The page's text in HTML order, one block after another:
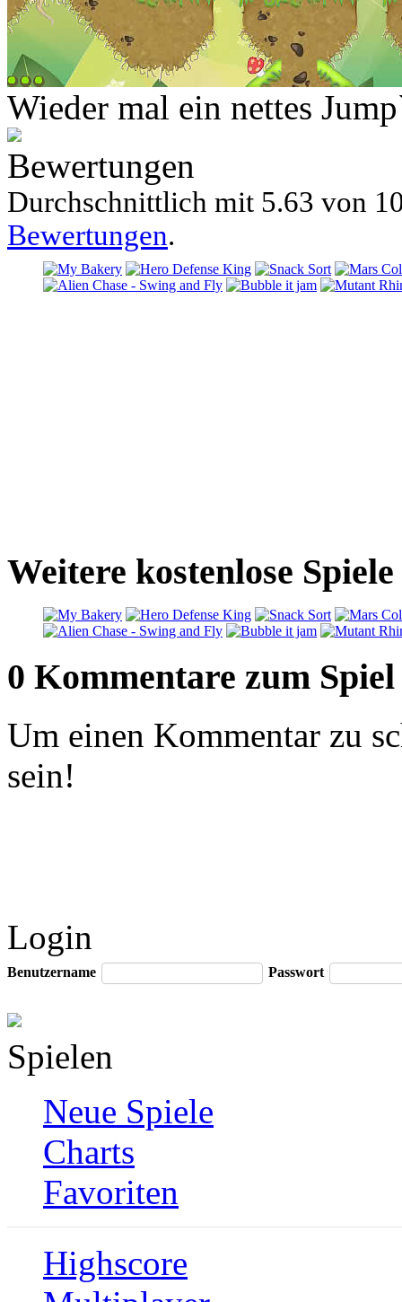
Wieder mal ein nettes
Bewertungen
Durchschnittlich mit 5.63 von
Bewertungen.
Weitere kostenlose
0 Kommentare zum Spiel
Um einen Kommentar zu
sein!
Login
Benutzername Passwort
Spielen
Neue Spiele
Charts
Favoriten
Highscore